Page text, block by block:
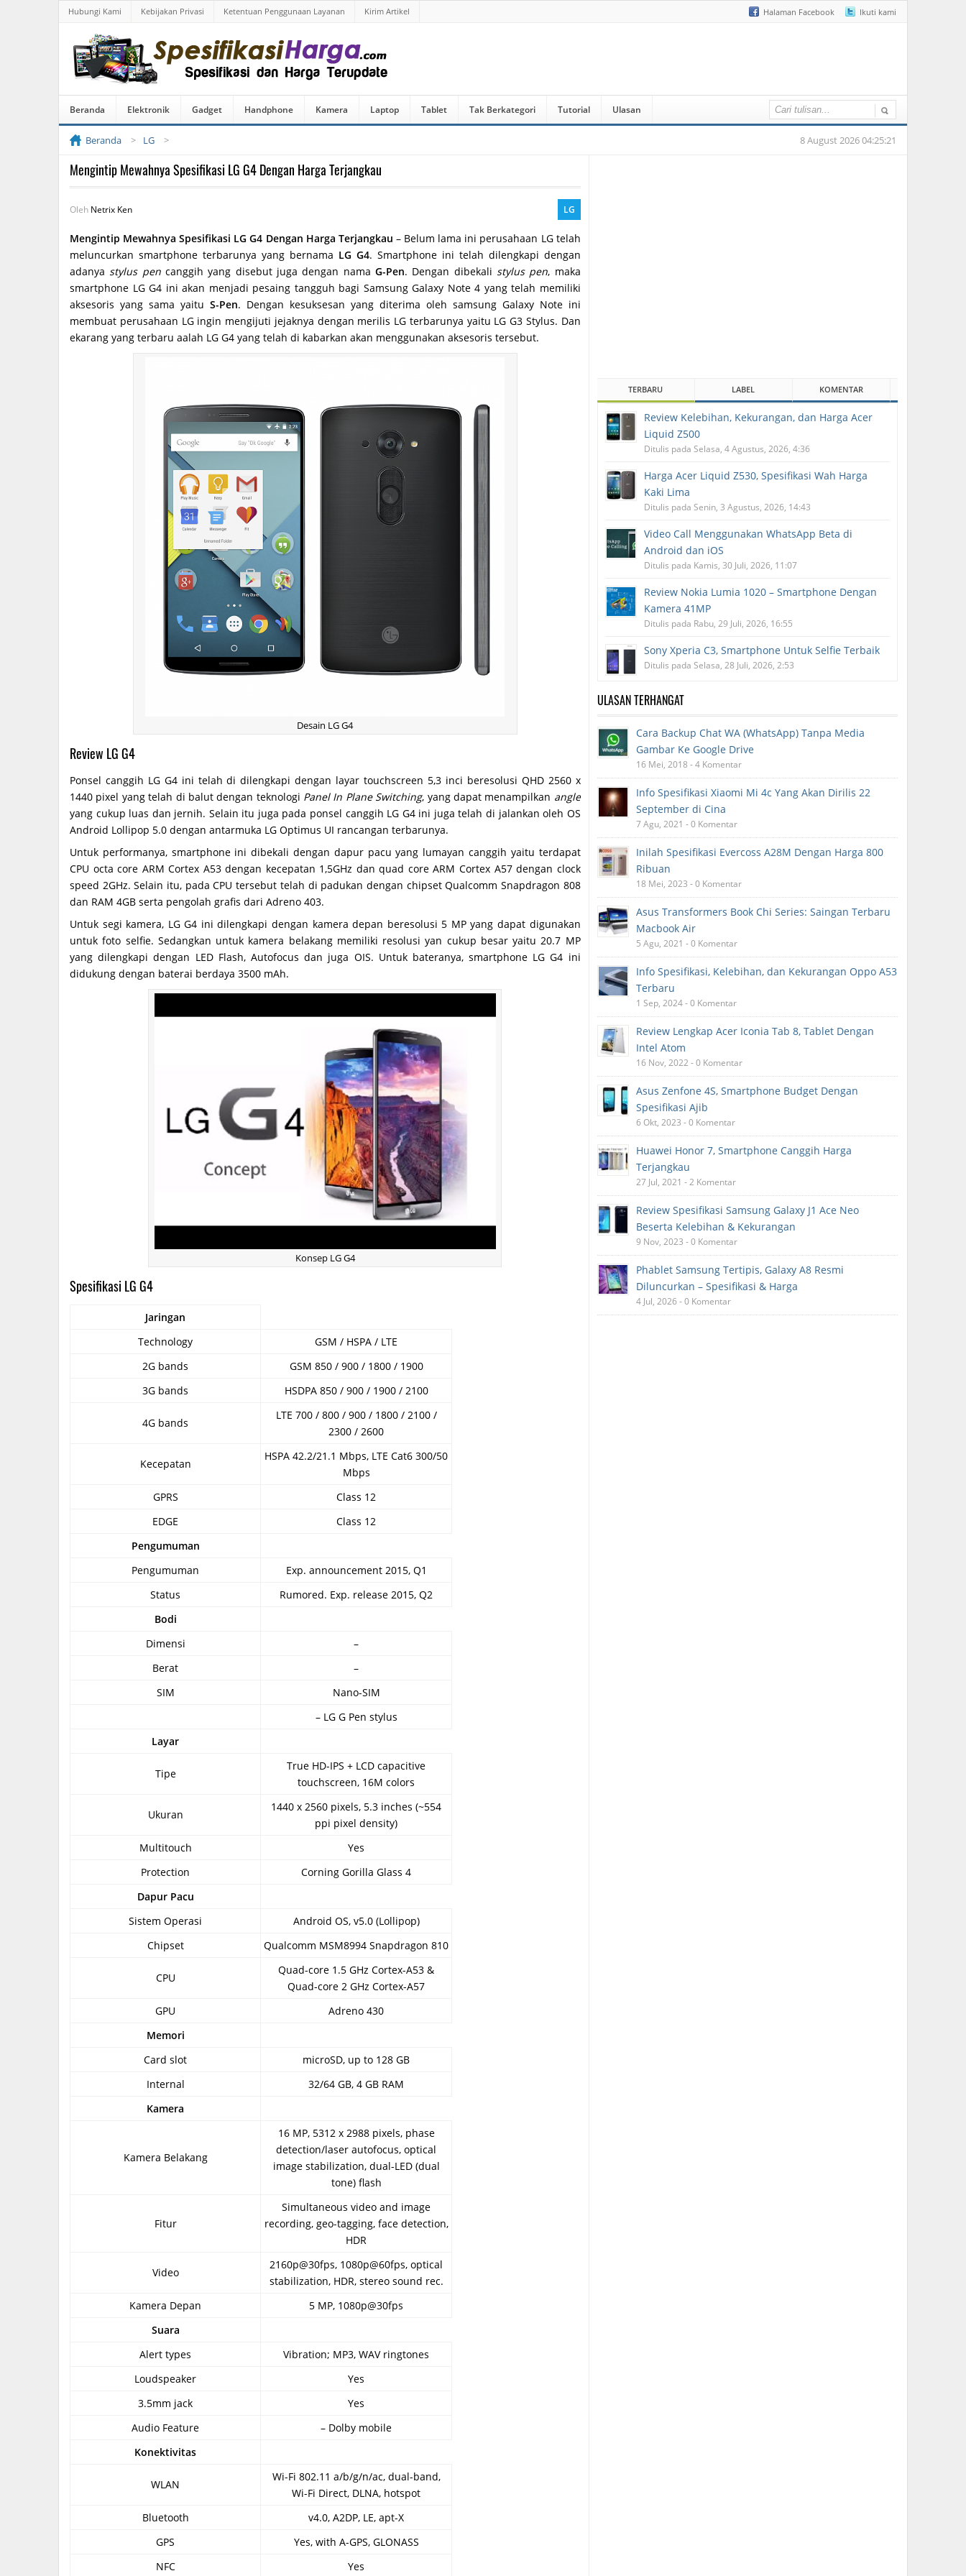
Halaman Facebook Ikuti kami
Hubungi Kami Kebijakan Privasi Ketentuan Penggunaan Layanan Kirim Artikel
Beranda Elektronik Gadget Handphone Kamera Laptop Tablet Tak Berkategori Tutorial Ulasan
Beranda LG 8 August 2026 04:25:21
Mengintip Mewahnya Spesifikasi LG G4 Dengan Harga Terjangkau
Oleh Netrix Ken LG
Mengintip Mewahnya Spesifikasi LG G4 Dengan Harga Terjangkau – Belum lama ini perusahaan LG telah
meluncurkan smartphone terbarunya yang bernama LG G4. Smartphone ini telah dilengkapi dengan
adanya stylus pencanggih yang disebut juga dengan namaG-Pen. Dengan dibekali stylus pen, maka
smartphone LG G4 ini akan menjadi pesaing tangguh bagi Samsung Galaxy Note 4 yang telah memiliki
aksesoris yang sama yaitu S-Pen. Dengan kesuksesan yang diterima oleh samsung Galaxy Note ini
membuat perusahaan LG ingin mengijuti jejaknya dengan merilis LG terbarunya yaitu LG G3 Stylus. Dan
ekarang yang terbaru aalah LG G4 yang telah di kabarkan akan menggunakan aksesoris tersebut.
Desain LG G4
Review LG G4
Ponsel canggih LG G4 ini telah di dilengkapi dengan layar touchscreen 5,3 inci beresolusi QHD 2560 x
1440 pixel yang telah di balut dengan teknologi Panel In Plane Switching, yang dapat menampilkan angle
yang cukup luas dan jernih. Selain itu juga pada ponsel canggih LG G4 ini juga telah di jalankan oleh OS
Android Lollipop 5.0 dengan antarmuka LG Optimus UI rancangan terbarunya.
Untuk performanya, smartphone ini dibekali dengan dapur pacu yang lumayan canggih yaitu terdapat
CPU octa core ARM Cortex A53 dengan kecepatan 1,5GHz dan quad core ARM Cortex A57 dengan clock
speed 2GHz. Selain itu, pada CPU tersebut telah di padukan dengan chipset Qualcomm Snapdragon 808
dan RAM 4GB serta pengolah grafis dari Adreno 403.
Untuk segi kamera, LG G4 ini dilengkapi dengan kamera depan beresolusi 5 MP yang dapat digunakan
untuk foto selfie. Sedangkan untuk kamera belakang memiliki resolusi yan cukup besar yaitu 20.7 MP
yang dilengkapi dengan LED Flash, Autofocus dan juga OIS. Untuk bateranya, smartphone LG G4 ini
didukung dengan baterai berdaya 3500 mAh.
Konsep LG G4
Spesifikasi LG G4
Jaringan
Technology
GSM / HSPA / LTE
2G bands
GSM 850 / 900 / 1800 / 1900
3G bands
HSDPA 850 / 900 / 1900 / 2100
4G bands
LTE 700 / 800 / 900 / 1800 / 2100 /
2300 / 2600
Kecepatan
HSPA 42.2/21.1 Mbps, LTE Cat6 300/50
Mbps
GPRS
Class 12
EDGE
Class 12
Pengumuman
Pengumuman
Exp. announcement 2015, Q1
Status
Rumored. Exp. release 2015, Q2
Bodi
Dimensi
–
Berat
–
SIM
Nano-SIM
– LG G Pen stylus
Layar
Tipe
True HD-IPS + LCD capacitive
touchscreen, 16M colors
Ukuran
1440 x 2560 pixels, 5.3 inches (~554
ppi pixel density)
Multitouch
Yes
Protection
Corning Gorilla Glass 4
Dapur Pacu
Sistem Operasi
Android OS, v5.0 (Lollipop)
Chipset
Qualcomm MSM8994 Snapdragon 810
CPU
Quad-core 1.5 GHz Cortex-A53 &
Quad-core 2 GHz Cortex-A57
GPU
Adreno 430
Memori
Card slot
microSD, up to 128 GB
Internal
32/64 GB, 4 GB RAM
Kamera
Kamera Belakang
16 MP, 5312 x 2988 pixels, phase
detection/laser autofocus, optical
image stabilization, dual-LED (dual
tone) flash
Fitur
Simultaneous video and image
recording, geo-tagging, face detection,
HDR
Video
2160p@30fps, 1080p@60fps, optical
stabilization, HDR, stereo sound rec.
Kamera Depan
5 MP, 1080p@30fps
Suara
Alert types
Vibration; MP3, WAV ringtones
Loudspeaker
Yes
3.5mm jack
Yes
Audio Feature
– Dolby mobile
Konektivitas
WLAN
Wi-Fi 802.11 a/b/g/n/ac, dual-band,
Wi-Fi Direct, DLNA, hotspot
Bluetooth
v4.0, A2DP, LE, apt-X
GPS
Yes, with A-GPS, GLONASS
NFC
Yes
TERBARU LABEL KOMENTAR
Review Kelebihan, Kekurangan, dan Harga Acer
Liquid Z500
Ditulis pada Selasa, 4 Agustus, 2026, 4:36
Harga Acer Liquid Z530, Spesifikasi Wah Harga
Kaki Lima
Ditulis pada Senin, 3 Agustus, 2026, 14:43
Video Call Menggunakan WhatsApp Beta di
Android dan iOS
Ditulis pada Kamis, 30 Juli, 2026, 11:07
Review Nokia Lumia 1020 – Smartphone Dengan
Kamera 41MP
Ditulis pada Rabu, 29 Juli, 2026, 16:55
Sony Xperia C3, Smartphone Untuk Selfie Terbaik
Ditulis pada Selasa, 28 Juli, 2026, 2:53
ULASAN TERHANGAT
Cara Backup Chat WA (WhatsApp) Tanpa Media
Gambar Ke Google Drive
16 Mei, 2018 - 4 Komentar
Info Spesifikasi Xiaomi Mi 4c Yang Akan Dirilis 22
September di Cina
7 Agu, 2021 - 0 Komentar
Inilah Spesifikasi Evercoss A28M Dengan Harga 800
Ribuan
18 Mei, 2023 - 0 Komentar
Asus Transformers Book Chi Series: Saingan Terbaru
Macbook Air
5 Agu, 2021 - 0 Komentar
Info Spesifikasi, Kelebihan, dan Kekurangan Oppo A53
Terbaru
1 Sep, 2024 - 0 Komentar
Review Lengkap Acer Iconia Tab 8, Tablet Dengan
Intel Atom
16 Nov, 2022 - 0 Komentar
Asus Zenfone 4S, Smartphone Budget Dengan
Spesifikasi Ajib
6 Okt, 2023 - 0 Komentar
Huawei Honor 7, Smartphone Canggih Harga
Terjangkau
27 Jul, 2021 - 2 Komentar
Review Spesifikasi Samsung Galaxy J1 Ace Neo
Beserta Kelebihan & Kekurangan
9 Nov, 2023 - 0 Komentar
Phablet Samsung Tertipis, Galaxy A8 Resmi
Diluncurkan – Spesifikasi & Harga
4 Jul, 2026 - 0 Komentar